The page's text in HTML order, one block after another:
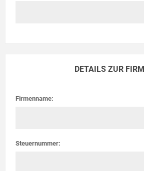
DETAILS ZUR
Firmenname:
Steuernummer: